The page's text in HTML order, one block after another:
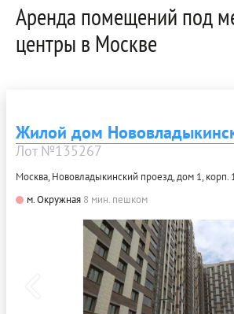
Аренда помещений под
центры в Москве
Жилой дом
Лот №135267
Москва, Нововладыкинский проезд, дом 1, корп.
м. Окружная 8 мин. пешком